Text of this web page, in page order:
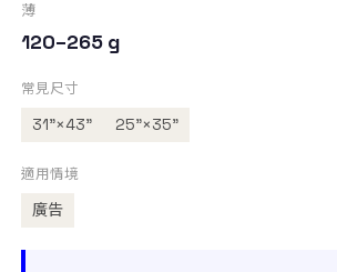
薄
120–265 g
常見尺寸
31”×43” 25”×35”
適用情境
廣告